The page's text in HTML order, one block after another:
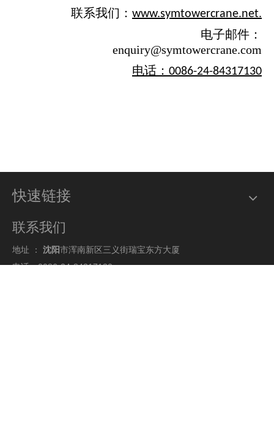
联系我们： www.symtowercrane.net.
电子邮件：
enquiry@symtowercrane.com
电话：0086-24-84317130
快速链接
联系我们
地址 ： 沈阳市浑南新区三义街瑞宝东方大厦
电话：0086-24-84317130